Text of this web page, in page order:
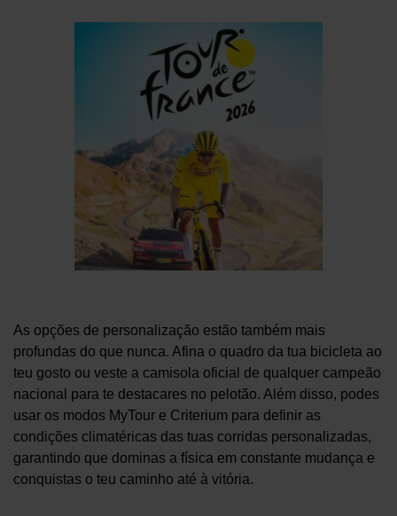
As opções de personalização estão também mais
profundas do que nunca. Afina o quadro da tua bicicleta ao
teu gosto ou veste a camisola oficial de qualquer campeão
nacional para te destacares no pelotão. Além disso, podes
usar os modos MyTour e Criterium para definir as
condições climatéricas das tuas corridas personalizadas,
garantindo que dominas a física em constante mudança e
conquistas o teu caminho até à vitória.